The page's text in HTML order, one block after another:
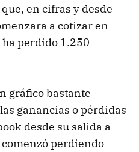
en cifras y desde
a cotizar en
perdido 1.250
gráfico bastante
ganancias o pérdidas
desde su salida a
comenzó perdiendo